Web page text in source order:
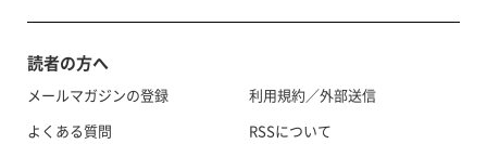
読者の方へ
メールマガジンの登録
よくある質問
利用規約／外部送信
RSSについて